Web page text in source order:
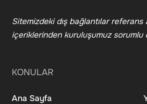
Sitemizdeki dış bağlantılar referans
içeriklerinden kuruluşumuz sorumlu
KONULAR
Ana Sayfa